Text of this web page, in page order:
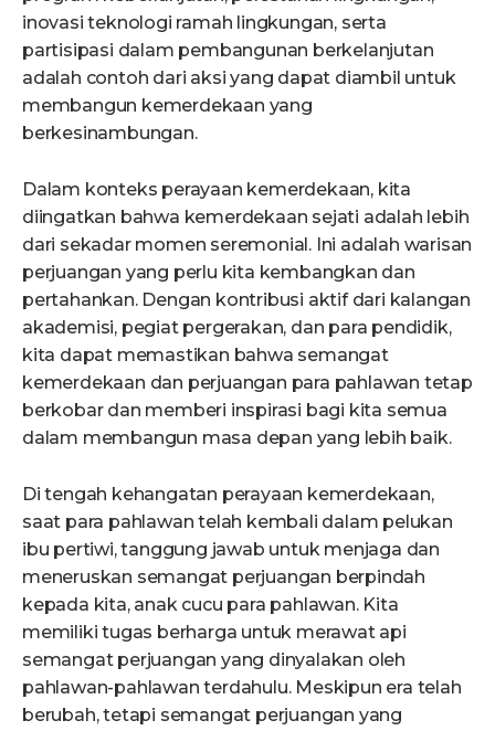
inovasi teknologi ramah lingkungan, serta
partisipasi dalam pembangunan berkelanjutan
adalah contoh dari aksi yang dapat diambil untuk
membangun kemerdekaan yang
berkesinambungan.
Dalam konteks perayaan kemerdekaan, kita
diingatkan bahwa kemerdekaan sejati adalah lebih
dari sekadar momen seremonial. Ini adalah warisan
perjuangan yang perlu kita kembangkan dan
pertahankan. Dengan kontribusi aktif dari kalangan
akademisi, pegiat pergerakan, dan para pendidik,
kita dapat memastikan bahwa semangat
kemerdekaan dan perjuangan para pahlawan tetap
berkobar dan memberi inspirasi bagi kita semua
dalam membangun masa depan yang lebih baik.
Di tengah kehangatan perayaan kemerdekaan,
saat para pahlawan telah kembali dalam pelukan
ibu pertiwi, tanggung jawab untuk menjaga dan
meneruskan semangat perjuangan berpindah
kepada kita, anak cucu para pahlawan. Kita
memiliki tugas berharga untuk merawat api
semangat perjuangan yang dinyalakan oleh
pahlawan-pahlawan terdahulu. Meskipun era telah
berubah, tetapi semangat perjuangan yang